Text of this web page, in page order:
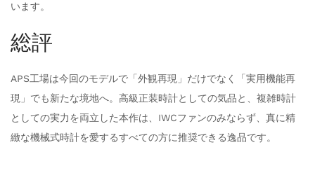
います。
総評
APS工場は今回のモデルで「外観再現」だけでなく「実用機能再
現」でも新たな境地へ。高級正装時計としての気品と、複雑時計
としての実力を両立した本作は、IWCファンのみならず、真に精
緻な機械式時計を愛するすべての方に推奨できる逸品です。